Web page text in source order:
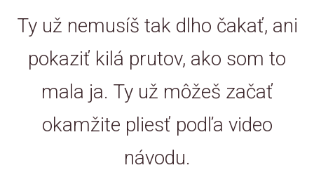
Ty už nemusíš tak dlho čakať, ani
pokaziť kilá prutov, ako som to
mala ja. Ty už môžeš začať
okamžite pliesť podľa video
návodu.